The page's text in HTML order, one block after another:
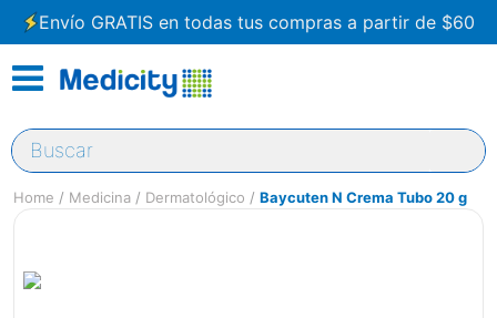
Envío GRATIS en todas tus compras a partir de $60
Buscar
Medicina Dermatológico Baycuten N Crema Tubo 20 g